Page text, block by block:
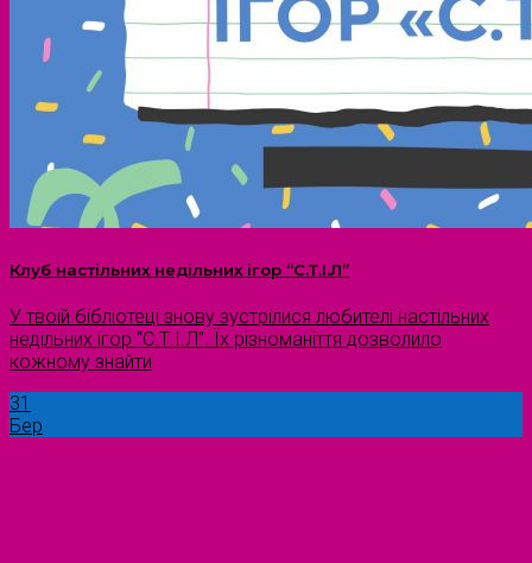
Клуб настільних недільних ігор “С.Т.І.Л”
У твоїй бібліотеці знову зустрілися любителі настільних
недільних ігор “С.Т.І.Л”. Їх різноманіття дозволило
кожному знайти
31
Бер